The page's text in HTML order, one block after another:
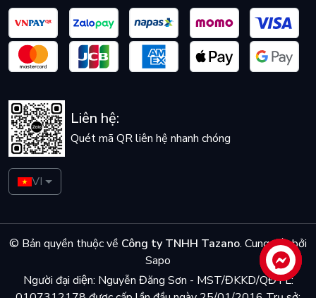
Liên hệ:
Quét mã QR liên hệ nhanh chóng
VI
© Bản quyền thuộc về Công ty TNHH Tazano. Cung cấp bởi
Sapo
Người đại diện: Nguyễn Đăng Sơn - MST/ĐKKD/QĐTL:
Liên hệ